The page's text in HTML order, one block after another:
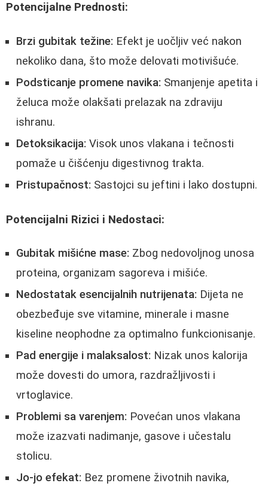
Potencijalne Prednosti:
Brzi gubitak težine: Efekt je uočljiv već nakon
nekoliko dana, što može delovati motivišuće.
Podsticanje promene navika: Smanjenje apetita i
želuca može olakšati prelazak na zdraviju
ishranu.
Detoksikacija: Visok unos vlakana i tečnosti
pomaže u čišćenju digestivnog trakta.
Pristupačnost: Sastojci su jeftini i lako dostupni.
Potencijalni Rizici i Nedostaci:
Gubitak mišićne mase: Zbog nedovoljnog unosa
proteina, organizam sagoreva i mišiće.
Nedostatak esencijalnih nutrijenata: Dijeta ne
obezbeđuje sve vitamine, minerale i masne
kiseline neophodne za optimalno funkcionisanje.
Pad energije i malaksalost: Nizak unos kalorija
može dovesti do umora, razdražljivosti i
vrtoglavice.
Problemi sa varenjem: Povećan unos vlakana
može izazvati nadimanje, gasove i učestalu
stolicu.
Jo-jo efekat: Bez promene životnih navika,